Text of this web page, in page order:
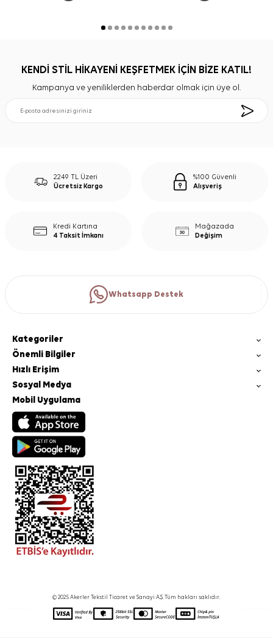
KENDİ STİL HİKAYENİ KEŞFETMEK İÇİN BİZE KATIL!
Kampanya ve yeniliklerden haberdar olmak için üye ol.
2249 TL Üzeri
Ücretsiz Kargo
%100 Güvenli
Alışveriş
Kredi Kartına
4 Taksit İmkanı
Mağazada
Değişim
Whatsapp Destek
Kategoriler
Önemli Bilgiler
Hızlı Erişim
Sosyal Medya
Mobil Uygulama
© 2025 Akerler Tekstil Ticaret ve Sanayi A.Ş. Tüm hakları saklıdır.